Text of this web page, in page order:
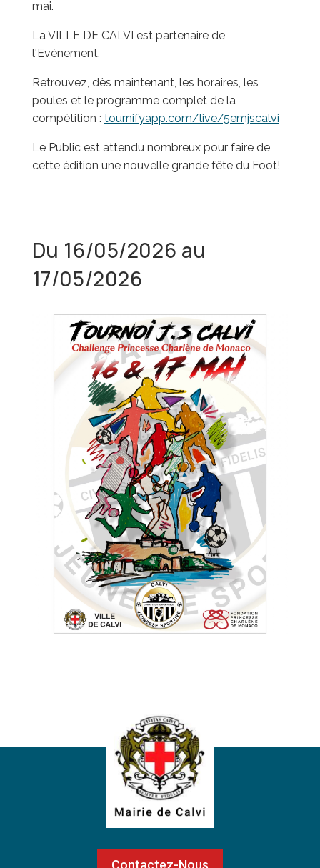
Du 16/05/2026 au
17/05/2026
mai.
La VILLE DE CALVI est partenaire de
l'Evénement.
Retrouvez, dès maintenant, les horaires, les
poules et le programme complet de la
compétition : tournifyapp.com/live/5emjscalvi
Le Public est attendu nombreux pour faire de
cette édition une nouvelle grande fête du Foot!
Contactez-Nous